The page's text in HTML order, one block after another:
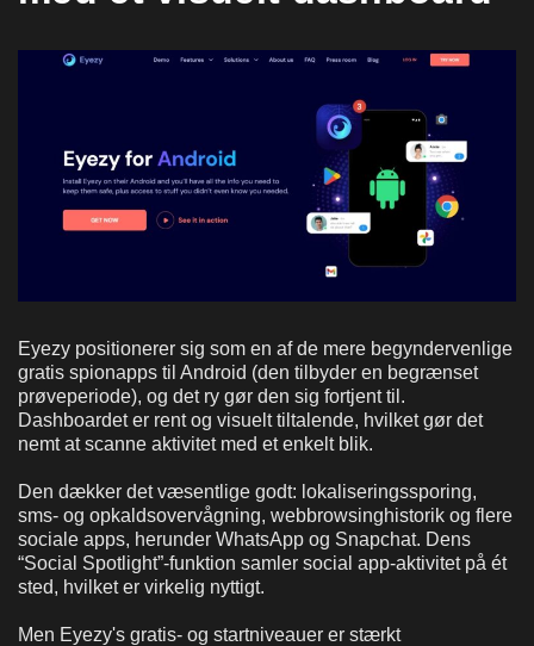
Eyezy positionerer sig som en af de mere begyndervenlige
gratis spionapps til Android (den tilbyder en begrænset
prøveperiode), og det ry gør den sig fortjent til.
Dashboardet er rent og visuelt tiltalende, hvilket gør det
nemt at scanne aktivitet med et enkelt blik.
Den dækker det væsentlige godt: lokaliseringssporing,
sms- og opkaldsovervågning, webbrowsinghistorik og flere
sociale apps, herunder WhatsApp og Snapchat. Dens
“Social Spotlight”-funktion samler social app-aktivitet på ét
sted, hvilket er virkelig nyttigt.
Men Eyezy's gratis- og startniveauer er stærkt